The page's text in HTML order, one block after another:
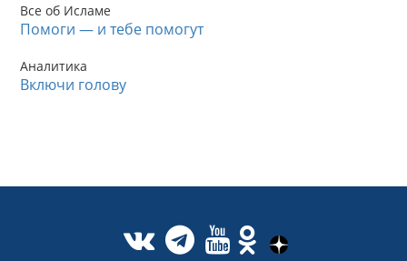
Все об Исламе
Помоги — и тебе помогут
Аналитика
Включи голову